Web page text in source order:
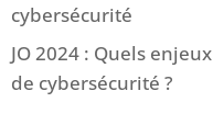
cybersécurité
JO 2024 : Quels enjeux
de cybersécurité ?